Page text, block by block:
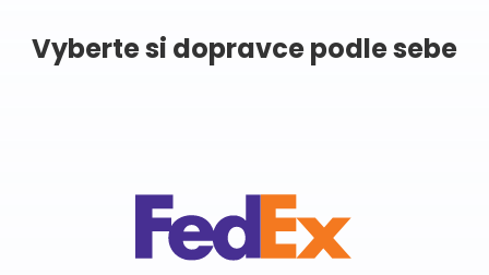
Vyberte si dopravce podle sebe